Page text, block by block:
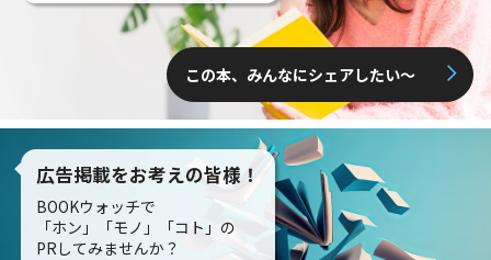
この本、みんなにシェアしたい〜
広告掲載をお考えの皆様！
BOOKウォッチで
「ホン」「モノ」「コト」の
PRしてみませんか？